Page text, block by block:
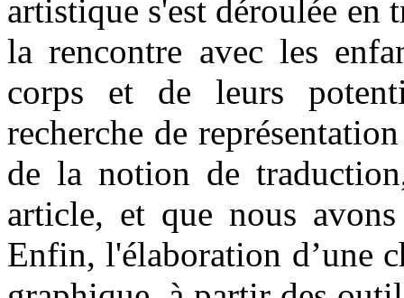
artistique s'est déroulée en
la rencontre avec les
corps et de leurs
recherche de
de la notion de
article, et que nous
Enfin, l'élaboration d’une